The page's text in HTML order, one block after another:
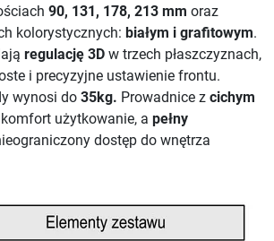
90, 131, 178, 213 mm oraz
kolorystycznych: białym i grafitowym.
regulację 3D w trzech płaszczyznach,
i precyzyjne ustawienie frontu.
wynosi do 35kg. Prowadnice z cichym
użytkowanie, a pełny
dostęp do wnętrza